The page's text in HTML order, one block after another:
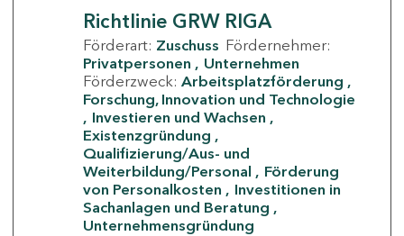
Richtlinie GRW RIGA
Förderart: Zuschuss Fördernehmer:
Privatpersonen
Unternehmen
Förderzweck: Arbeitsplatzförderung
Forschung, Innovation und Technologie
Investieren und Wachsen
Existenzgründung
Qualifizierung/Aus- und
Weiterbildung/Personal
Förderung
von Personalkosten
Investitionen in
Sachanlagen und Beratung
Unternehmensgründung